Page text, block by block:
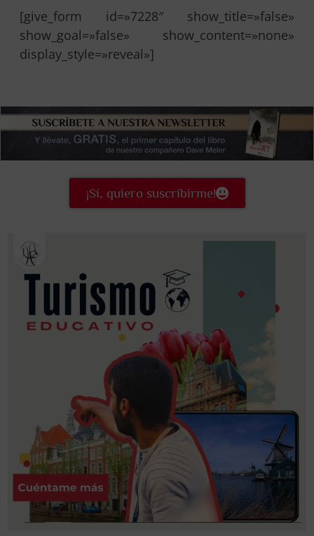
[give_form id=»7228″ show_title=»false»
show_goal=»false» show_content=»none»
display_style=»reveal»]
¡Sí, quiero suscribirme!